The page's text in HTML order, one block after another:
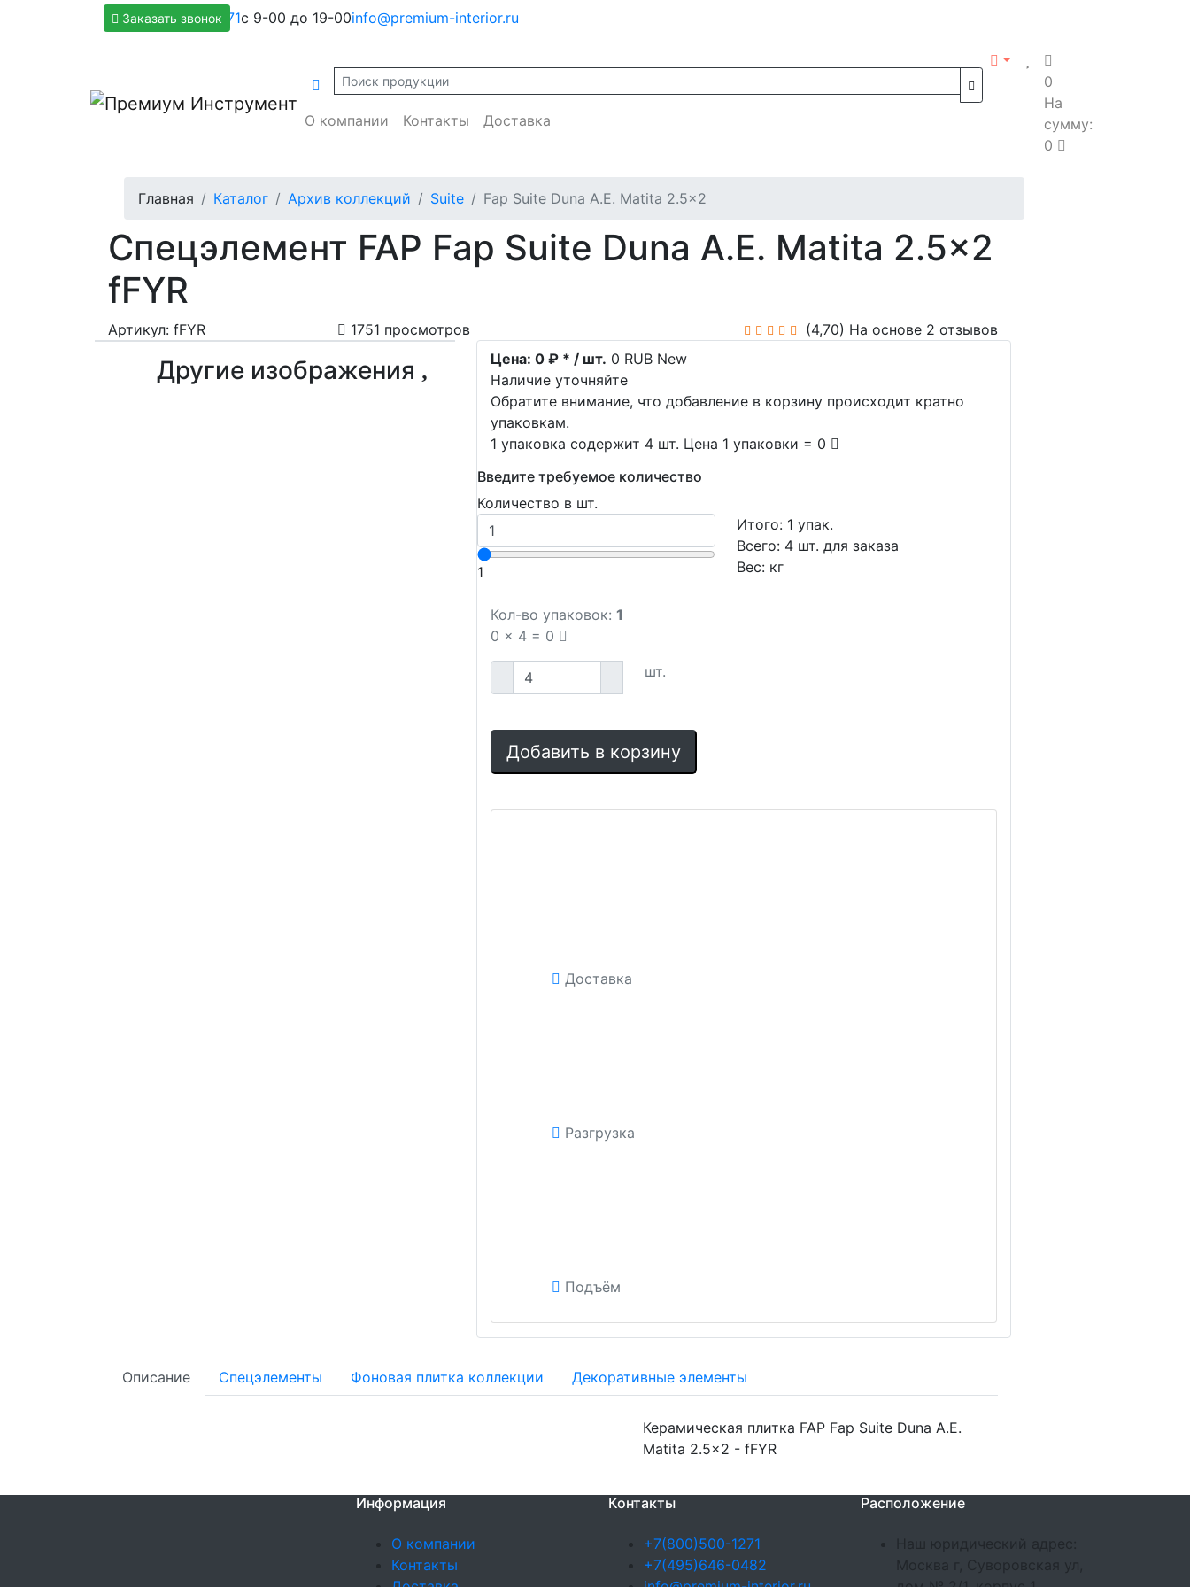
+7(800)500-1271с 9-00 до 19-00info@premium-interior.ru
Заказать звонок
О компании Контакты Доставка
0
На
сумму:
0
Главная Каталог Архив коллекций Suite Fap Suite Duna A.E. Matita 2.5x2
Спецэлемент FAP Fap Suite Duna A.E. Matita 2.5x2
fFYR
Артикул: fFYR 1751 просмотров (4,70) На основе 2 отзывов
Другие изображения Цена: 0 ₽ * / шт. 0 RUB New
Наличие уточняйте
Обратите внимание, что добавление в корзину происходит кратно
упаковкам.
1 упаковка содержит 4 шт. Цена 1 упаковки = 0
Введите требуемое количество
Количество в шт.
1
Итого: 1 упак.
Всего: 4 шт. для заказа
Вес: кг
Кол-во упаковок: 1
0 x 4 = 0
шт.
Добавить в корзину
Доставка
Разгрузка
Подъём
Описание Спецэлементы Фоновая плитка коллекции Декоративные элементы
Керамическая плитка FAP Fap Suite Duna A.E.
Matita 2.5x2 - fFYR
Информация
О компании
Контакты
Контакты
+7(800)500-1271
+7(495)646-0482
Расположение
Наш юридический адрес:
Москва г, Суворовская ул,